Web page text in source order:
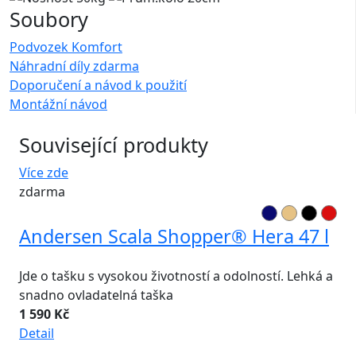
Soubory
Podvozek Komfort
Náhradní díly zdarma
Doporučení a návod k použití
Montážní návod
Související produkty
Více zde
zdarma
Andersen Scala Shopper® Hera 47 l
Jde o tašku s vysokou životností a odolností. Lehká a
snadno ovladatelná taška
1 590 Kč
Detail